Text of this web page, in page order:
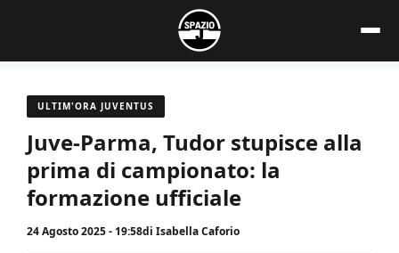
contenuto
ULTIM'ORA JUVENTUS
Juve-Parma, Tudor stupisce alla
prima di campionato: la
formazione ufficiale
24 Agosto 2025 - 19:58di Isabella Caforio